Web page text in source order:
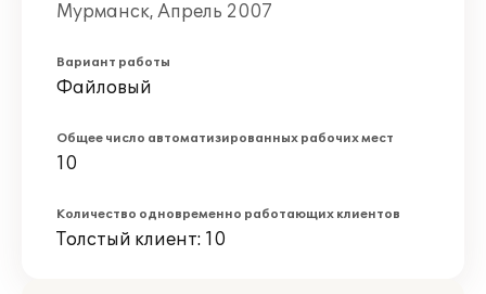
Мурманск, Апрель 2007
Вариант работы
Файловый
Общее число автоматизированных рабочих мест
10
Количество одновременно работающих клиентов
Толстый клиент: 10